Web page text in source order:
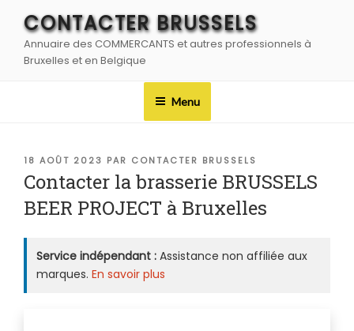
contenu
principal
CONTACTER BRUSSELS
Annuaire des COMMERCANTS et autres professionnels à
Bruxelles et en Belgique
Menu
PUBLIÉ
LE
18 AOÛT 2023 PAR CONTACTER BRUSSELS
Contacter la brasserie BRUSSELS
BEER PROJECT à Bruxelles
Service indépendant : Assistance non affiliée aux
marques. En savoir plus